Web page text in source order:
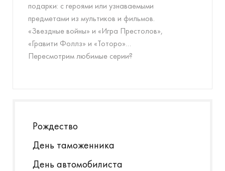
подарки: с героями или узнаваемыми
предметами из мультиков и фильмов.
«Звездные войны» и «Игра Престолов»,
«Гравити Фоллз» и «Тоторо»…
Пересмотрим любимые серии?
Рождество
День таможенника
День автомобилиста